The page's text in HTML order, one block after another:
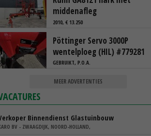
middenafleg
2010, € 13.250
Pöttinger Servo 3000P
wentelploeg (HIL) #779281
GEBRUIKT, P.O.A.
MEER ADVERTENTIES
Binnendienst Glastuinbouw
BV - ZWAAGDIJK, NOORD-HOLLAND,